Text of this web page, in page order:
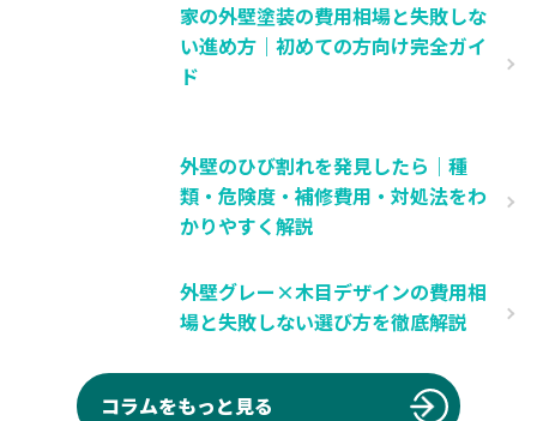
家の外壁塗装の費用相場と失敗しな
い進め方｜初めての方向け完全ガイ
ド
外壁のひび割れを発見したら｜種
類・危険度・補修費用・対処法をわ
かりやすく解説
外壁グレー×木目デザインの費用相
場と失敗しない選び方を徹底解説
コラムをもっと見る